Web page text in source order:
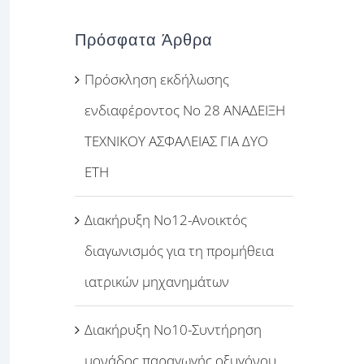
Πρόσφατα Άρθρα
Πρόσκληση εκδήλωσης
ενδιαφέροντος Νο 28 ΑΝΑΔΕΙΞΗ
ΤΕΧΝΙΚΟΥ ΑΣΦΑΛΕΙΑΣ ΓΙΑ ΔΥΟ
ΕΤΗ
Διακήρυξη Νο12-Ανοικτός
διαγωνισμός για τη προμήθεια
ιατρικών μηχανημάτων
Διακήρυξη Νο10-Συντήρηση